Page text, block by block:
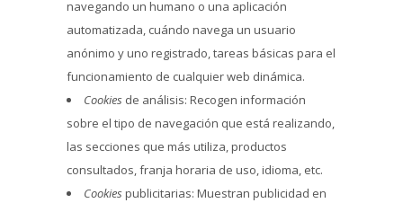
navegando un humano o una aplicación
automatizada, cuándo navega un usuario
anónimo y uno registrado, tareas básicas para el
funcionamiento de cualquier web dinámica.
Cookies de análisis: Recogen información
sobre el tipo de navegación que está realizando,
las secciones que más utiliza, productos
consultados, franja horaria de uso, idioma, etc.
Cookiespublicitarias: Muestran publicidad en